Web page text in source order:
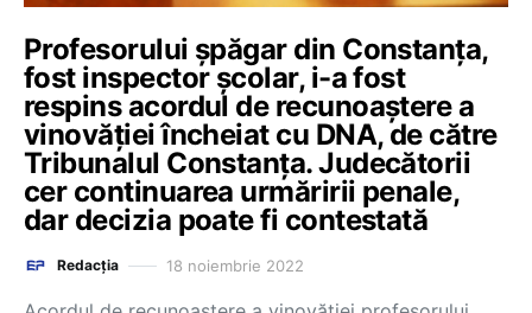
Profesorului șpăgar din Constanța,
fost inspector școlar, i-a fost
respins acordul de recunoaștere a
vinovăției încheiat cu DNA, de către
Tribunalul Constanța. Judecătorii
cer continuarea urmăririi penale,
dar decizia poate fi contestată
Redacția 18 noiembrie 2022